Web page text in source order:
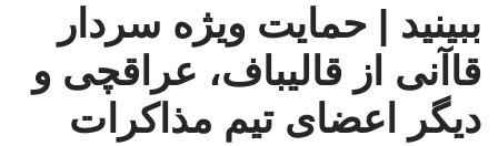
ببینید | حمایت ویژه سردار
قاآنی از قالیباف، عراقچی و
دیگر اعضای تیم مذاکرات